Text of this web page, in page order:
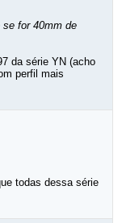
se for 40mm de
da série YN (acho
perfil mais
todas dessa série